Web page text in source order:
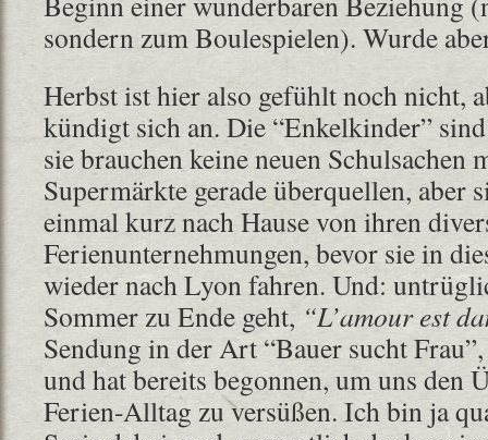
sondern zum Boulespielen). Wurde
Herbst ist hier also gefühlt noch nicht,
kündigt sich an. Die “Enkelkinder”
sie brauchen keine neuen Schulsachen
Supermärkte gerade überquellen, aber
einmal kurz nach Hause von ihren
Ferienunternehmungen, bevor sie in
wieder nach Lyon fahren. Und:
Sommer zu Ende geht, “L’amour est
Sendung in der Art “Bauer sucht
und hat bereits begonnen, um uns den
Ferien-Alltag zu versüßen. Ich bin ja